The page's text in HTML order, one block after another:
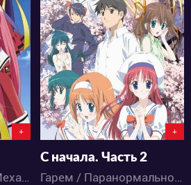
+
Гарем / Комедия / Меха / Приключения / Романтика / Сёнэн / Школа / Этти / Аниме
5811
1 26
+
С начала. Часть 2
Гарем / Паранормальное / Мистика / Драма / Комедия / Романтика / Аниме